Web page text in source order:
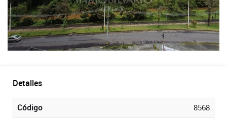
Detalles
Código
8568